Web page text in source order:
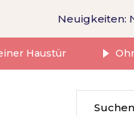
Haustür
Neuigkeiten: